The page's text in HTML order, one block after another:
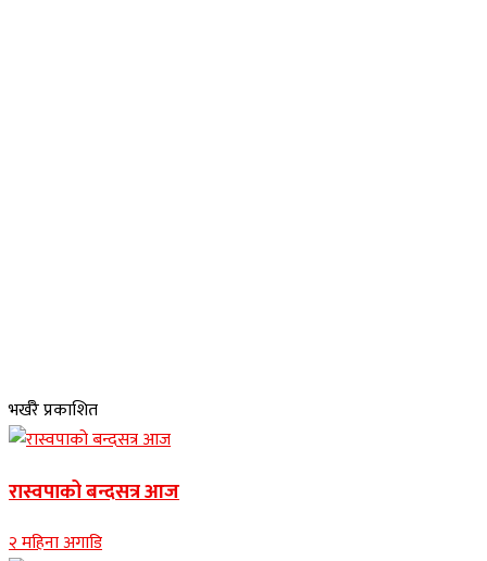
भर्खरै प्रकाशित
रास्वपाको बन्दसत्र आज
२ महिना अगाडि